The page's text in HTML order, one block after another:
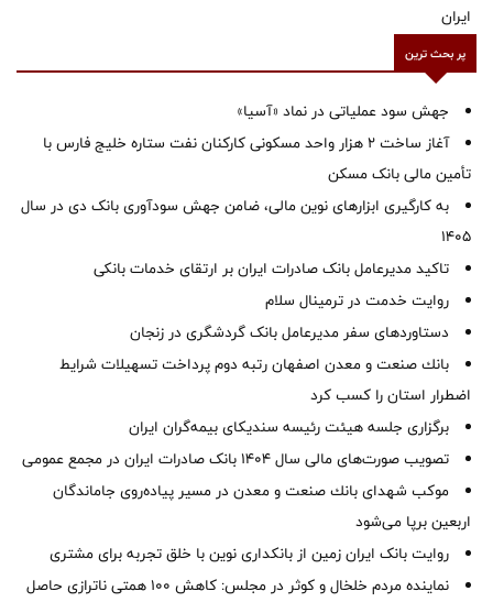
ایران
پر بحث ترین
جهش سود عملیاتی در نماد «آسیا»
آغاز ساخت ۲ هزار واحد مسکونی کارکنان نفت ستاره خلیج فارس با
تأمین مالی بانک مسکن
به کارگیری ابزارهای نوین مالی، ضامن جهش سودآوری بانک دی در سال
1405
تاکید مدیرعامل بانک صادرات ایران بر ارتقای خدمات بانکی
روایت خدمت در ترمینال سلام
دستاوردهای سفر مدیرعامل بانک گردشگری در زنجان
بانك صنعت و معدن اصفهان رتبه دوم پرداخت تسهیلات شرایط
اضطرار استان را كسب كرد
برگزاری جلسه هیئت رئیسه سندیکای بیمه‌گران ایران
تصویب صورت‌های مالی سال ۱۴۰۴ بانک صادرات ایران در مجمع عمومی
موكب شهدای بانك صنعت و معدن در مسیر پیاده‌روی جاماندگان
اربعین برپا می‌شود
روایت بانک ایران زمین از بانکداری نوین با خلق تجربه برای مشتری
نماینده مردم خلخال و کوثر در مجلس: کاهش ۱۰۰ همتی ناترازی حاصل